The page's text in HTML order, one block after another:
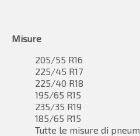
Misure
205/55 R16
225/45 R17
225/40 R18
195/65 R15
235/35 R19
185/65 R15
Tutte le misure di